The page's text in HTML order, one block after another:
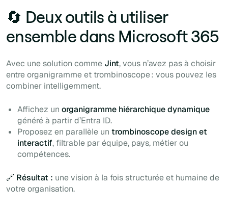
🔄 Deux outils à utiliser
ensemble dans Microsoft 365
Avec une solution comme Jint, vous n’avez pas à choisir
entre organigramme et trombinoscope : vous pouvez les
combiner intelligemment.
Affichez unorganigramme hiérarchique dynamique
généré à partir d’Entra ID.
Proposez en parallèle untrombinoscope design et
interactif, filtrable par équipe, pays, métier ou
compétences.
🔗 Résultat : une vision à la fois structurée et humaine de
votre organisation.